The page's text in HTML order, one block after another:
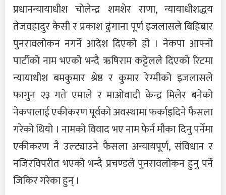
प्रधानन्यायाधीश चोलेन्द्र शमशेर राणा, न्यायाधीशद्धय
तेजवहादुर केसी र प्रकाश ढुंगाना पूर्ण इजलासले बिहिबार
पुनरावलोकन नगर्ने आदेश दिएको हो । नेकपा आफ्नो
पार्टीको नाम भएको भन्दै ऋषिराम कट्टेलले दिएको रिटमा
न्यायाधीश बमकुमार श्रेष्ठ र कुमार रेग्मीको इजलासले
फागुन २३ गते एमाले र माओवादी केन्द्र मिलेर बनेको
नेकपालाई एकीकरण पूर्वको अवस्थामा फर्काइदिने फैसला
गरेको थियो । नामको विवाद भए नाम फेर्न मौका दिनु पर्नेमा
एकीकरण नै उल्ट्याउने फैसला अन्यायपूर्ण, संविधान र
नजिरविपरीत भएको भन्दै प्रचण्डले पुनरावलोकन हुनु पर्ने
जिकिर गरेका हुन् ।